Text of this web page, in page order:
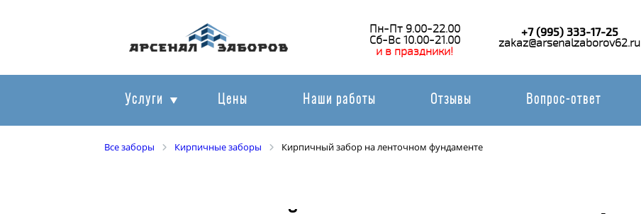
Пн-Пт 9.00-22.00
Сб-Вс 10.00-21.00
и в праздники!
+7 (995) 333-17-25
zakaz@arsenalzaborov62.ru
Услуги Цены Наши работы Отзывы Вопрос-ответ
Все заборы Кирпичные заборы Кирпичный забор на ленточном фундаменте